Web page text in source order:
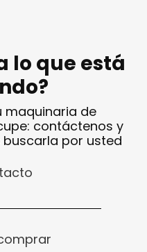
lo que está
maquinaria de
contáctenos y
por usted